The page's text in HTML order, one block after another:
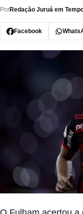
PorRedação Juruá em
Facebook